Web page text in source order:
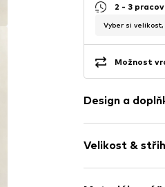
2 - 3
Vyber si
Možnost
Design a
Džínovina
Modrá
Prošitý
Velikost & střih